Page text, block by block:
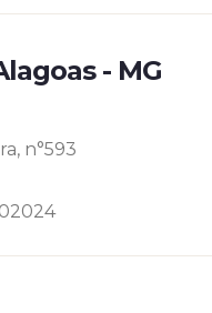
- MG
n°593